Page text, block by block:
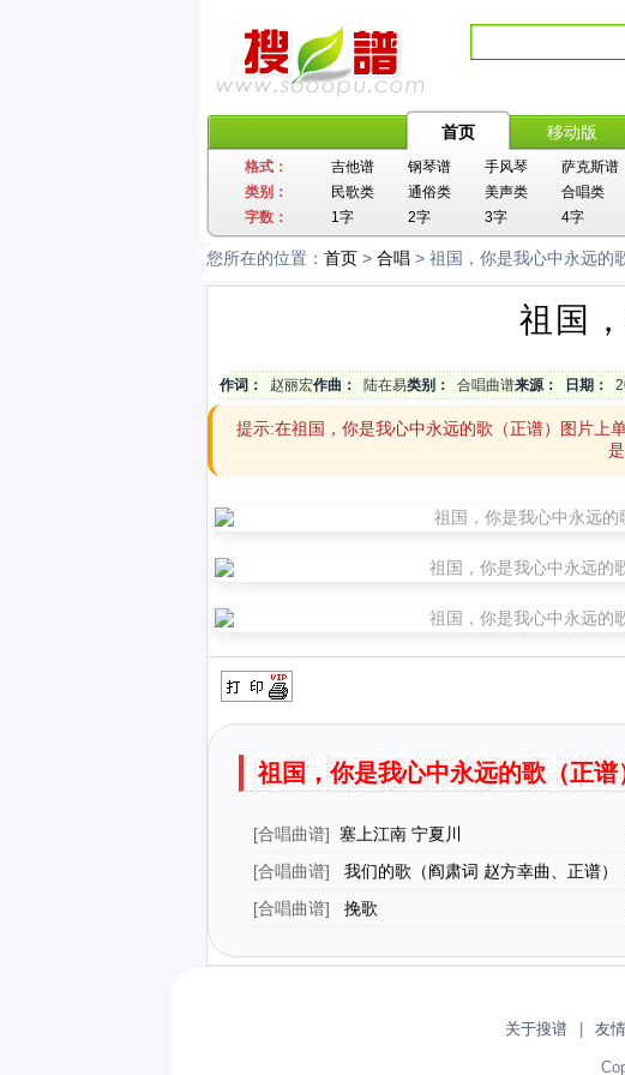
首页 移动版
格式： 吉他谱 钢琴谱 手风琴 萨克斯谱
类别：
民歌类 通俗类 美声类 合唱类
字数：
1字 2字 3字 4字
您所在的位置： 首页 > 合唱 > 祖国，你是我心中永远的
祖国
作词： 赵丽宏作曲： 陆在易类别： 合唱曲谱来源： 日期：
提示:在祖国，你是我心中永远的歌（正谱）图片上
祖国，你是我心中永远的歌（正谱
[合唱曲谱] ​塞上江南 宁夏川
[合唱曲谱] 我们的歌（阎肃词 赵方幸曲、正谱）
[合唱曲谱] 挽歌
关于搜谱 友